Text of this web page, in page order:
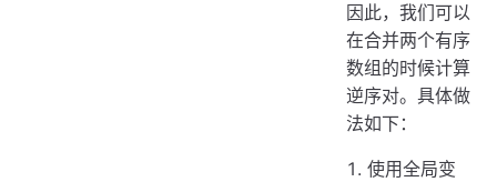
因此，我们可以
在合并两个有序
数组的时候计算
逆序对。具体做
法如下：
使用全局变